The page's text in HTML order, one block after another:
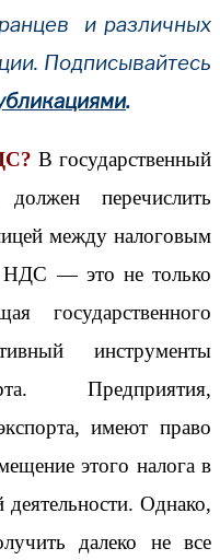
и различных
Подписывайтесь
.
В государственный
перечислить
между налоговым
НДС — это не только
государственного
инструменты
Предприятия,
имеют право
этого налога в
деятельности. Однако,
далеко не все